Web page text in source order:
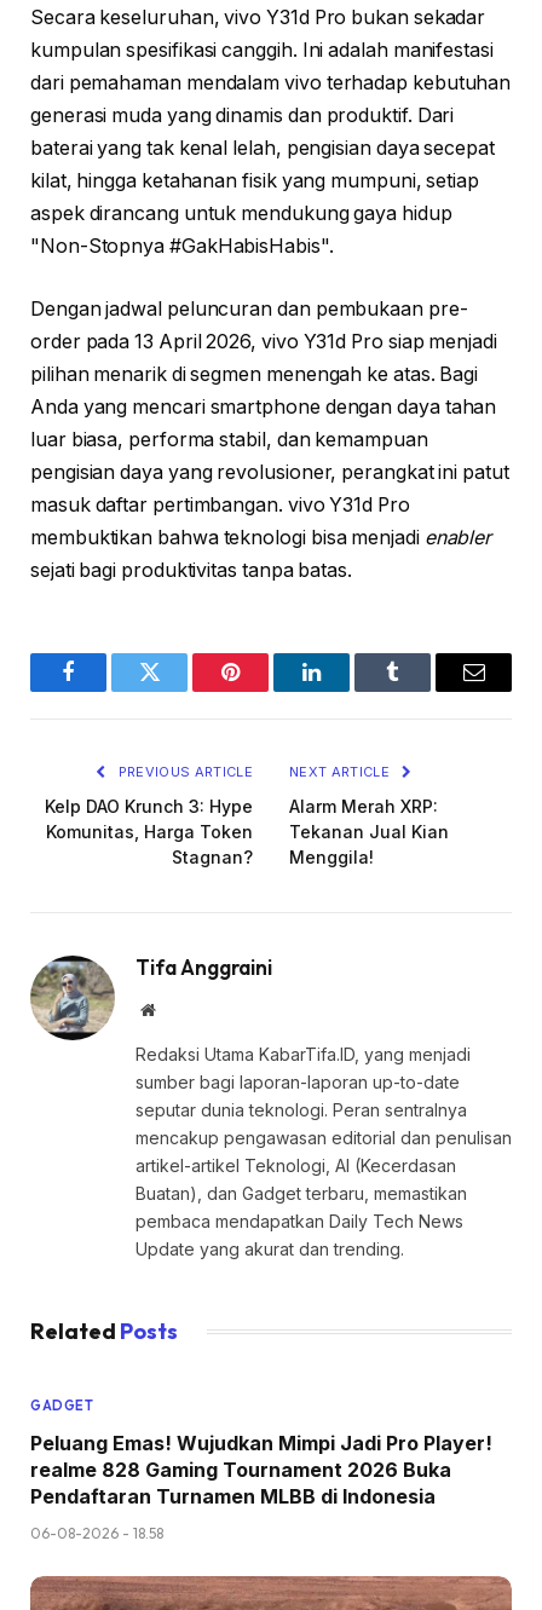
Secara keseluruhan, vivo Y31d Pro bukan sekadar
kumpulan spesifikasi canggih. Ini adalah manifestasi
dari pemahaman mendalam vivo terhadap kebutuhan
generasi muda yang dinamis dan produktif. Dari
baterai yang tak kenal lelah, pengisian daya secepat
kilat, hingga ketahanan fisik yang mumpuni, setiap
aspek dirancang untuk mendukung gaya hidup
"Non-Stopnya #GakHabisHabis".
Dengan jadwal peluncuran dan pembukaan pre-
order pada 13 April 2026, vivo Y31d Pro siap menjadi
pilihan menarik di segmen menengah ke atas. Bagi
Anda yang mencari smartphone dengan daya tahan
luar biasa, performa stabil, dan kemampuan
pengisian daya yang revolusioner, perangkat ini patut
masuk daftar pertimbangan. vivo Y31d Pro
membuktikan bahwa teknologi bisa menjadi enabler
sejati bagi produktivitas tanpa batas.
FacebookTwitter Pinterest LinkedInTumblr Email
PREVIOUS ARTICLE
Kelp DAO Krunch 3: Hype
Komunitas, Harga Token
Stagnan?
NEXT ARTICLE
Alarm Merah XRP:
Tekanan Jual Kian
Menggila!
Tifa Anggraini
Website
Redaksi Utama KabarTifa.ID, yang menjadi
sumber bagi laporan-laporan up-to-date
seputar dunia teknologi. Peran sentralnya
mencakup pengawasan editorial dan penulisan
artikel-artikel Teknologi, AI (Kecerdasan
Buatan), dan Gadget terbaru, memastikan
pembaca mendapatkan Daily Tech News
Update yang akurat dan trending.
Related Posts
GADGET
Peluang Emas! Wujudkan Mimpi Jadi Pro Player!
realme 828 Gaming Tournament 2026 Buka
Pendaftaran Turnamen MLBB di Indonesia
06-08-2026 - 18.58